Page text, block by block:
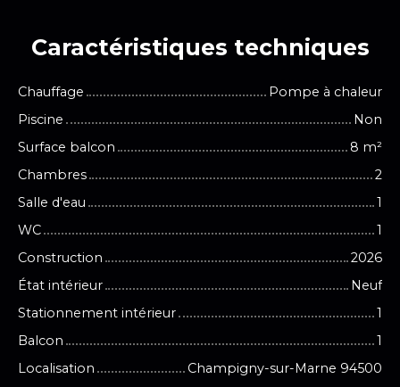
Caractéristiques techniques
Chauffage
Pompe à chaleur
Piscine
Non
Surface balcon
8 m²
Chambres
2
Salle d'eau
1
WC
1
Construction
2026
État intérieur
Neuf
Stationnement intérieur
1
Balcon
1
Localisation
Champigny-sur-Marne 94500